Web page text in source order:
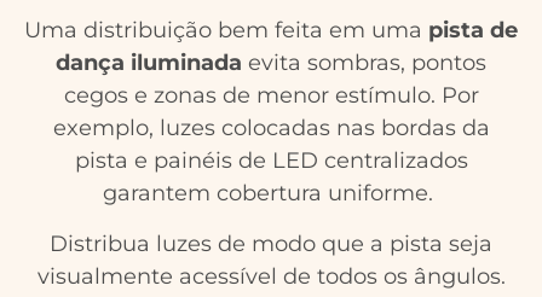
Uma distribuição bem feita em uma pista de
dança iluminada evita sombras, pontos
cegos e zonas de menor estímulo. Por
exemplo, luzes colocadas nas bordas da
pista e painéis de LED centralizados
garantem cobertura uniforme.
Distribua luzes de modo que a pista seja
visualmente acessível de todos os ângulos.